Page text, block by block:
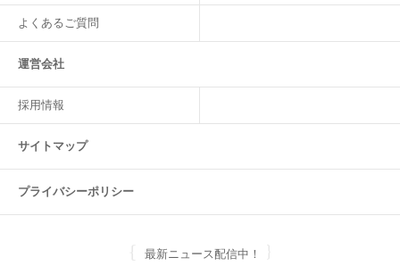
よくあるご質問
運営会社
採用情報
サイトマップ
プライバシーポリシー
最新ニュース配信中！